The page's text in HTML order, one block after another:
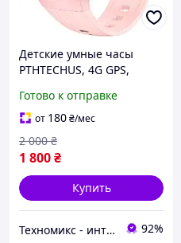
Детские умные часы
PTHTECHUS, 4G GPS,
телефона для девочек и
мальчиков, с
возможностью звонков,
SOS, чата
Готово к отправке
от 180₴/мес
1 800₴
2 000 ₴
Купить
Техномикс - интернет - магазин качественной техники, электроники и других товаров для дома и работы 92%